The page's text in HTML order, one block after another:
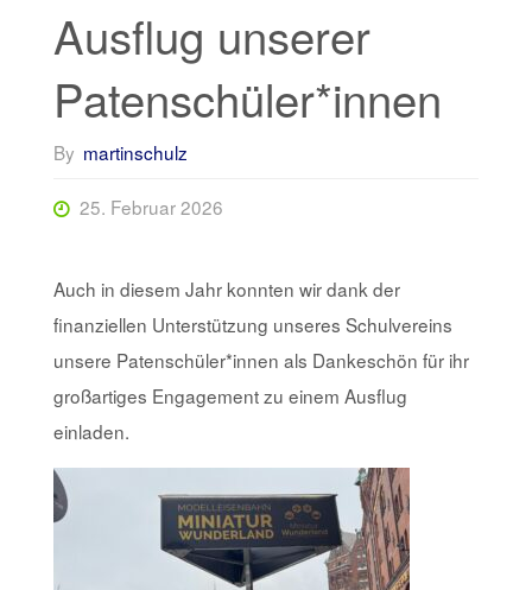
Ausflug unserer
Patenschüler*innen
By martinschulz
25. Februar 2026
Auch in diesem Jahr konnten wir dank der
finanziellen Unterstützung unseres Schulvereins
unsere Patenschüler*innen als Dankeschön für ihr
großartiges Engagement zu einem Ausflug
einladen.